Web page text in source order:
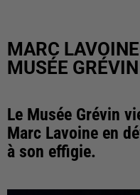
MARC
MUSÉE GRÉVIN
Le Musée Grévin
Marc Lavoine en
à son effigie.